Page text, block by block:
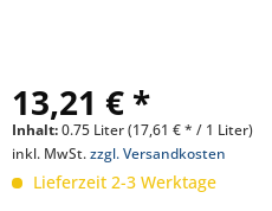
13,21 € *
Inhalt:0.75 Liter (17,61 € * / 1 Liter)
inkl. MwSt.zzgl. Versandkosten
Lieferzeit 2-3 Werktage